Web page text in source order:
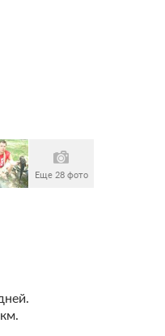
в течение 2 часов
Забронировать
Еще 28 фото